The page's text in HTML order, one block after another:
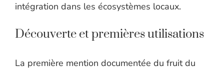
intégration dans les écosystèmes locaux.
Découverte et premières utilisations
La première mention documentée du fruit du